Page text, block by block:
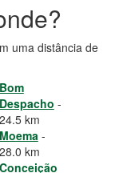
uma distância de
Bom
Despacho -
24.5 km
Moema-
28.0 km
Conceição